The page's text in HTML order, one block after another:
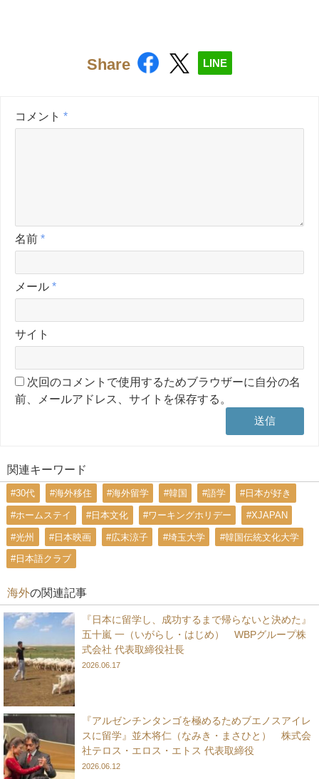
Share LINE
コメント *
名前 *
メール *
サイト
次回のコメントで使用するためブラウザーに自分の名
前、メールアドレス、サイトを保存する。
関連キーワード
#30代 #海外移住 #海外留学 #韓国 #語学 #日本が好き
#ホームステイ #日本文化 #ワーキングホリデー #XJAPAN
#光州 #日本映画 #広末涼子 #埼玉大学 #韓国伝統文化大学
#日本語クラブ
海外の関連記事
『日本に留学し、成功するまで帰らないと決めた』
五十嵐 一（いがらし・はじめ） WBPグループ株
式会社 代表取締役社長
2026.06.17
『アルゼンチンタンゴを極めるためブエノスアイレ
スに留学』並木将仁（なみき・まさひと） 株式会
社テロス・エロス・エトス 代表取締役
2026.06.12